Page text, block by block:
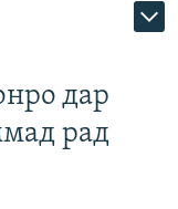
дар
рад